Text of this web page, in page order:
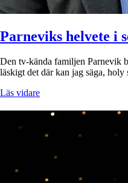
Parneviks helvete i
Den tv-kända familjen Parnevik
läskigt det där kan jag säga,
Läs vidare